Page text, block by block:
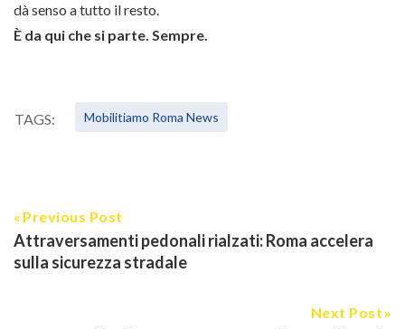
dà senso a tutto il resto.
È da qui che si parte. Sempre.
TAGS: Mobilitiamo Roma News
Previous Post
Attraversamenti pedonali rialzati: Roma accelera
sulla sicurezza stradale
Next Post